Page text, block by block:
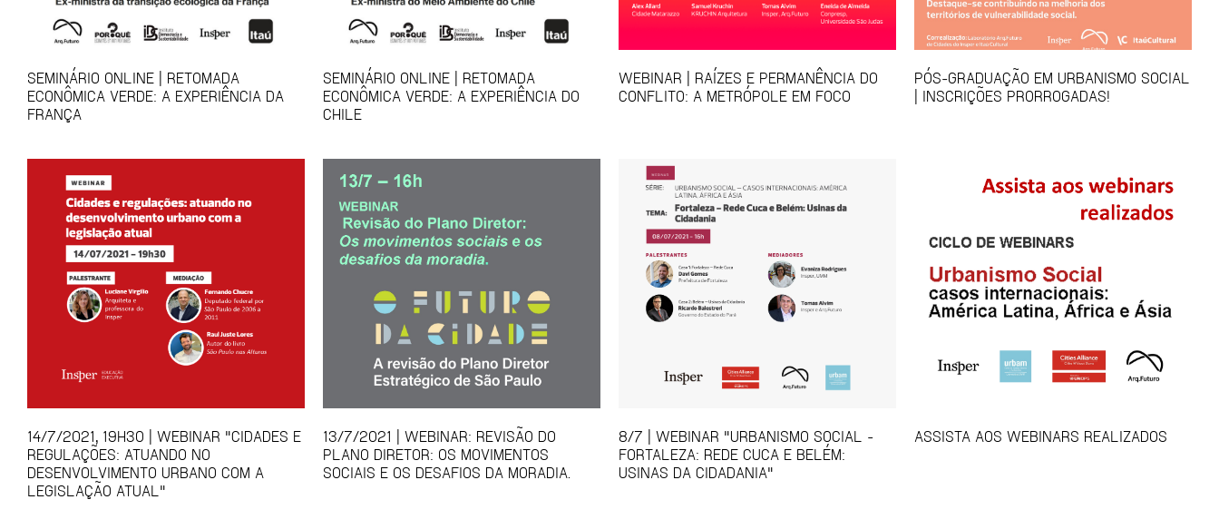
SEMINÁRIO ONLINE | RETOMADA
ECONÔMICA VERDE: A EXPERIÊNCIA DA
FRANÇA
SEMINÁRIO ONLINE | RETOMADA
ECONÔMICA VERDE: A EXPERIÊNCIA DO
CHILE
WEBINAR | RAÍZES E PERMANÊNCIA DO
CONFLITO: A METRÓPOLE EM FOCO
PÓS-GRADUAÇÃO EM URBANISMO SOCIAL
| INSCRIÇÕES PRORROGADAS!
14/7/2021, 19H30 | WEBINAR "CIDADES E
REGULAÇÕES: ATUANDO NO
DESENVOLVIMENTO URBANO COM A
LEGISLAÇÃO ATUAL"
13/7/2021 | WEBINAR: REVISÃO DO
PLANO DIRETOR: OS MOVIMENTOS
SOCIAIS E OS DESAFIOS DA MORADIA.
8/7 | WEBINAR "URBANISMO SOCIAL -
FORTALEZA: REDE CUCA E BELÉM:
USINAS DA CIDADANIA"
ASSISTA AOS WEBINARS REALIZADOS